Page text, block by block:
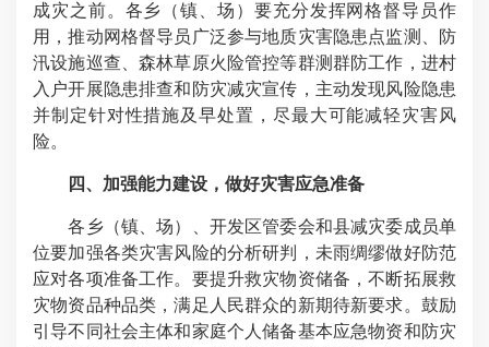
成灾之前。各乡（镇、场）要充分发挥网格督导员作
用，推动网格督导员广泛参与地质灾害隐患点监测、防
汛设施巡查、森林草原火险管控等群测群防工作，进村
入户开展隐患排查和防灾减灾宣传，主动发现风险隐患
并制定针对性措施及早处置，尽最大可能减轻灾害风
险。
四、加强能力建设，做好灾害应急准备
各乡（镇、场）、开发区管委会和县减灾委成员单
位要加强各类灾害风险的分析研判，未雨绸缪做好防范
应对各项准备工作。要提升救灾物资储备，不断拓展救
灾物资品种品类，满足人民群众的新期待新要求。鼓励
引导不同社会主体和家庭个人储备基本应急物资和防灾